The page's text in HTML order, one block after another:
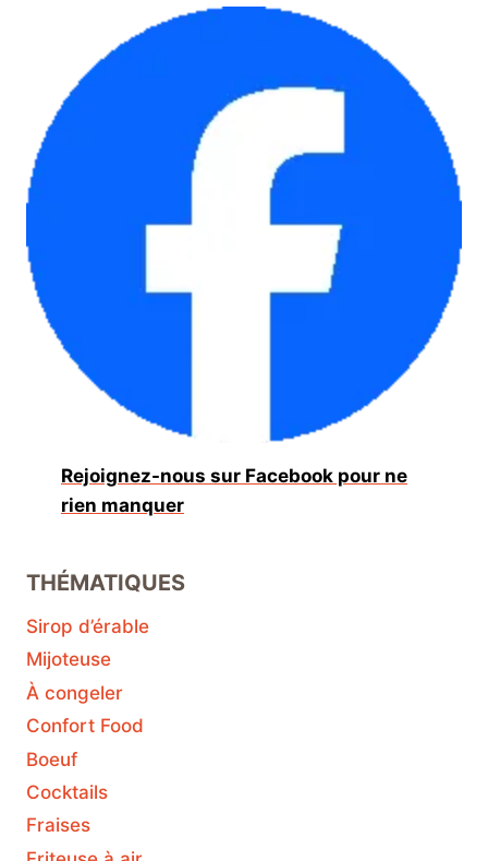
Rejoignez-nous sur Facebook pour ne
rien manquer
THÉMATIQUES
Sirop d’érable
Mijoteuse
À congeler
Confort Food
Boeuf
Cocktails
Fraises